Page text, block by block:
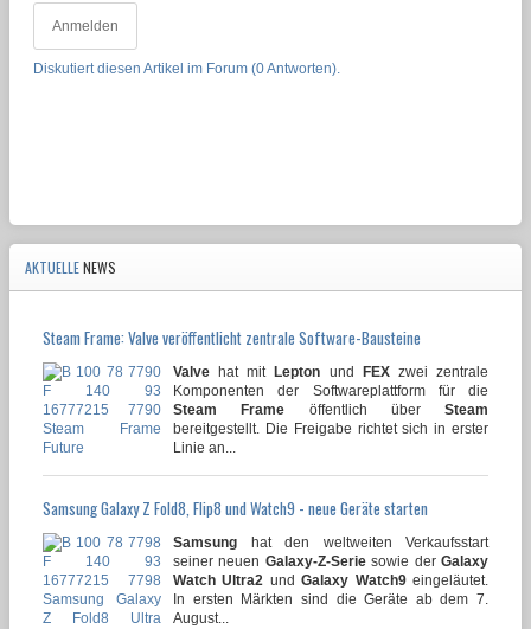
Anmelden
Diskutiert diesen Artikel im Forum (0 Antworten).
AKTUELLENEWS
Steam Frame: Valve veröffentlicht zentrale Software-Bausteine
Valve hat mit Lepton und FEXzwei zentrale
Komponenten der Softwareplattform für die
Steam Frame öffentlich über Steam
bereitgestellt. Die Freigabe richtet sich in erster
Linie an...
Samsung Galaxy Z Fold8, Flip8 und Watch9 - neue Geräte starten
Samsung hat den weltweiten Verkaufsstart
seiner neuen Galaxy-Z-Seriesowie derGalaxy
Watch Ultra2 undGalaxy Watch9eingeläutet.
In ersten Märkten sind die Geräte ab dem 7.
August...